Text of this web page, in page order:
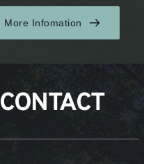
More Infomation
CONTACT